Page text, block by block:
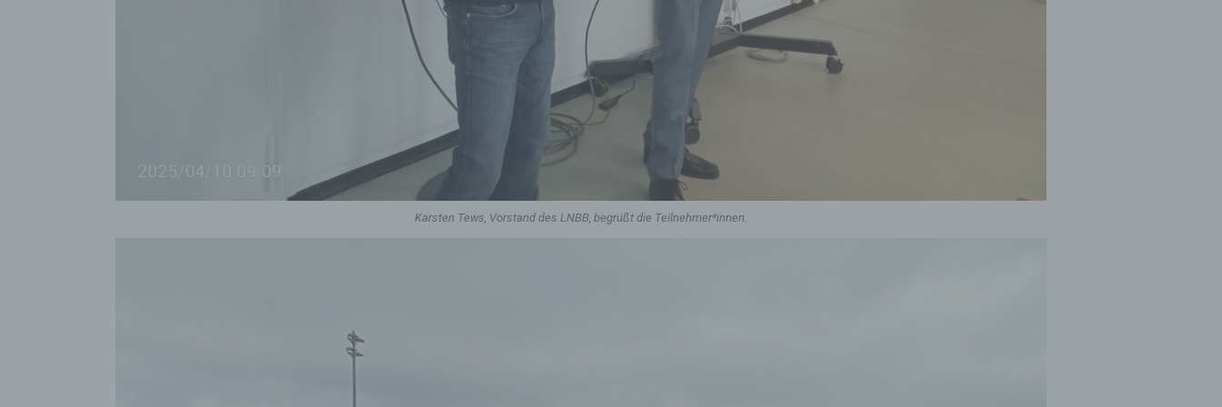
Karsten Tews, Vorstand des LNBB, begrüßt die Teilnehmer*innen.
natürlichen Person zu analysieren oder vorherzusagen.
f) Pseudonymisierung
Pseudonymisierung ist die Verarbeitung personenbezogener Daten in
einer Weise, auf welche die personenbezogenen Daten ohne
Hinzuziehung zusätzlicher Informationen nicht mehr einer spezifischen
betroffenen Person zugeordnet werden können, sofern diese
zusätzlichen Informationen gesondert aufbewahrt werden und
technischen und organisatorischen Maßnahmen unterliegen, die
gewährleisten, dass die personenbezogenen Daten nicht einer
identifizierten oder identifizierbaren natürlichen Person zugewiesen